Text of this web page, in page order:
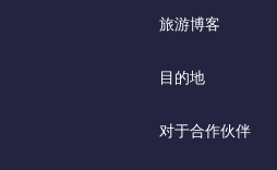
旅游博客
目的地
对于合作伙伴